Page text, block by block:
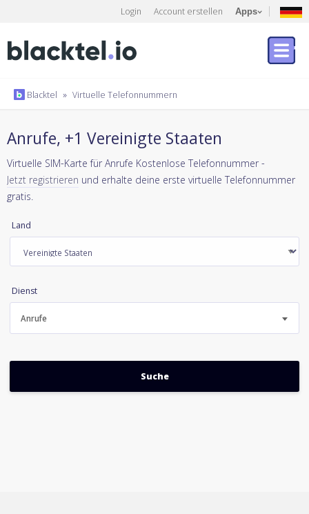
Login Account erstellen Apps
Blacktel » Virtuelle Telefonnummern
Anrufe, +1 Vereinigte Staaten
Virtuelle SIM-Karte für Anrufe Kostenlose Telefonnummer -
Jetzt registrieren und erhalte deine erste virtuelle Telefonnummer
gratis.
Land
Dienst
Anrufe